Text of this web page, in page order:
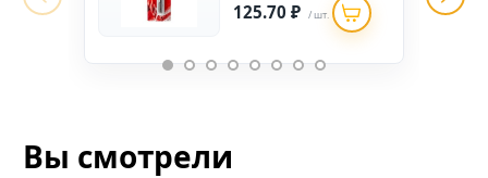
125.70 ₽ / шт.
Вы смотрели